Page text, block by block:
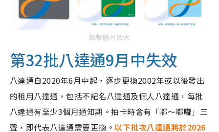
點擊圖片放大
第32批八達通9月中失效
八達通自2020年6月中起，逐步更換2002年或以後發出
的租用八達通，包括不記名八達通及個人八達通，每批
八達通有至少3個月通知期。拍卡時會有「嘟～嘟嘟」三
聲，即代表八達通需要更換。以下批次八達通將於2026